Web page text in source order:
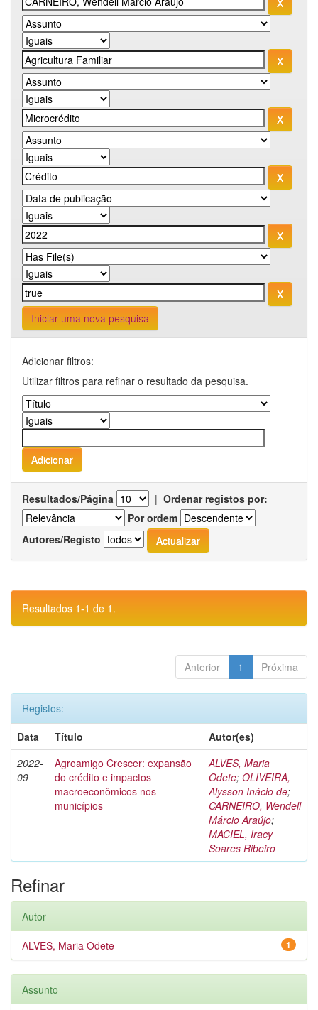
Iniciar uma nova pesquisa
Adicionar filtros:
Utilizar filtros para refinar o resultado da pesquisa.
Resultados/Página | Ordenar registos por:
Por ordem
Autores/Registo
Resultados 1-1 de 1.
Anterior 1 Próxima
Registos:
Data
Título
Autor(es)
2022-
09
Agroamigo Crescer: expansão
do crédito e impactos
macroeconômicos nos
municípios
ALVES, Maria
Odete; OLIVEIRA,
Alysson Inácio de;
CARNEIRO, Wendell
Márcio Araújo;
MACIEL, Iracy
Soares Ribeiro
Refinar
Autor
1
ALVES, Maria Odete
Assunto